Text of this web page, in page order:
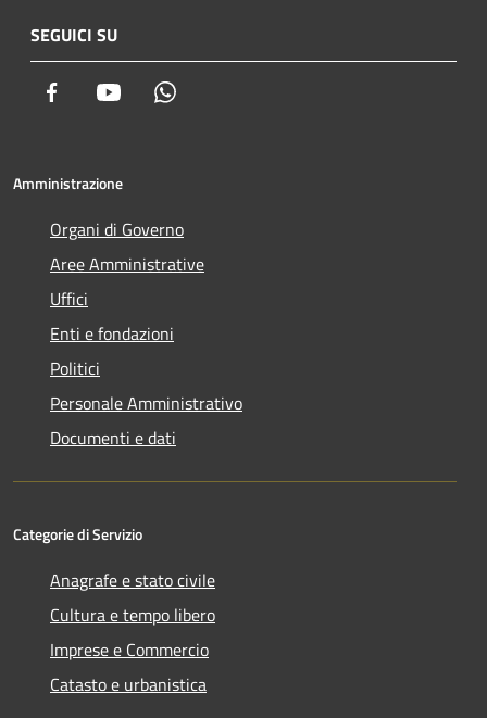
SEGUICI SU
Facebook Youtube
Amministrazione
Organi di Governo
Aree Amministrative
Uffici
Enti e fondazioni
Politici
Personale Amministrativo
Documenti e dati
Categorie di Servizio
Anagrafe e stato civile
Cultura e tempo libero
Imprese e Commercio
Catasto e urbanistica